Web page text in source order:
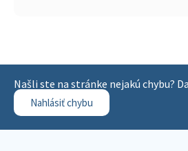
Našli ste na stránke nejakú chybu?
Nahlásiť chybu